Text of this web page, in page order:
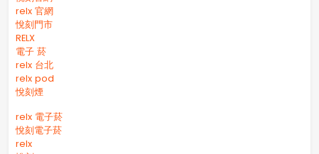
relx 官網
悅刻門市
RELX
電子 菸
relx 台北
relx pod
悅刻煙
relx 電子菸
悅刻電子菸
relx